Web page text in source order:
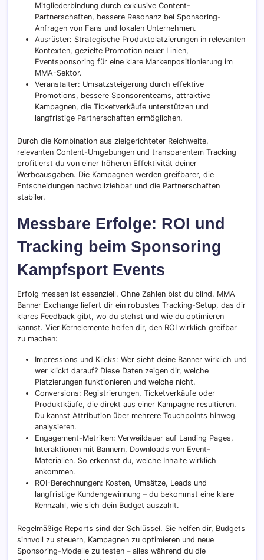
Mitgliederbindung durch exklusive Content-
Partnerschaften, bessere Resonanz bei Sponsoring-
Anfragen von Fans und lokalen Unternehmen.
Ausrüster: Strategische Produktplatzierungen in relevanten
Kontexten, gezielte Promotion neuer Linien,
Eventsponsoring für eine klare Markenpositionierung im
MMA-Sektor.
Veranstalter: Umsatzsteigerung durch effektive
Promotions, bessere Sponsorenteams, attraktive
Kampagnen, die Ticketverkäufe unterstützen und
langfristige Partnerschaften ermöglichen.
Durch die Kombination aus zielgerichteter Reichweite,
relevanten Content-Umgebungen und transparentem Tracking
profitierst du von einer höheren Effektivität deiner
Werbeausgaben. Die Kampagnen werden greifbarer, die
Entscheidungen nachvollziehbar und die Partnerschaften
stabiler.
Messbare Erfolge: ROI und
Tracking beim Sponsoring
Kampfsport Events
Erfolg messen ist essenziell. Ohne Zahlen bist du blind. MMA
Banner Exchange liefert dir ein robustes Tracking-Setup, das dir
klares Feedback gibt, wo du stehst und wie du optimieren
kannst. Vier Kernelemente helfen dir, den ROI wirklich greifbar
zu machen:
Impressions und Klicks: Wer sieht deine Banner wirklich und
wer klickt darauf? Diese Daten zeigen dir, welche
Platzierungen funktionieren und welche nicht.
Conversions: Registrierungen, Ticketverkäufe oder
Produktkäufe, die direkt aus einer Kampagne resultieren.
Du kannst Attribution über mehrere Touchpoints hinweg
analysieren.
Engagement-Metriken: Verweildauer auf Landing Pages,
Interaktionen mit Bannern, Downloads von Event-
Materialien. So erkennst du, welche Inhalte wirklich
ankommen.
ROI-Berechnungen: Kosten, Umsätze, Leads und
langfristige Kundengewinnung – du bekommst eine klare
Kennzahl, wie sich dein Budget auszahlt.
Regelmäßige Reports sind der Schlüssel. Sie helfen dir, Budgets
sinnvoll zu steuern, Kampagnen zu optimieren und neue
Sponsoring-Modelle zu testen – alles während du die